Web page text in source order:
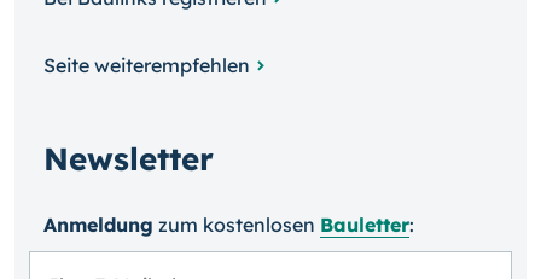
Seite weiterempfehlen
Newsletter
Anmeldung zum kosten­losen Bauletter: